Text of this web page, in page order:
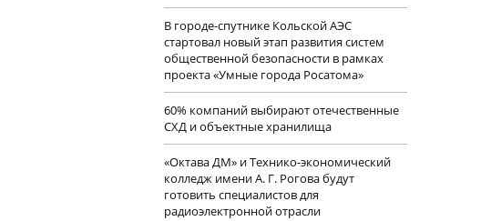
В городе-спутнике Кольской АЭС
стартовал новый этап развития систем
общественной безопасности в рамках
проекта «Умные города Росатома»
60% компаний выбирают отечественные
СХД и объектные хранилища
«Октава ДМ» и Технико-экономический
колледж имени А. Г. Рогова будут
готовить специалистов для
радиоэлектронной отрасли